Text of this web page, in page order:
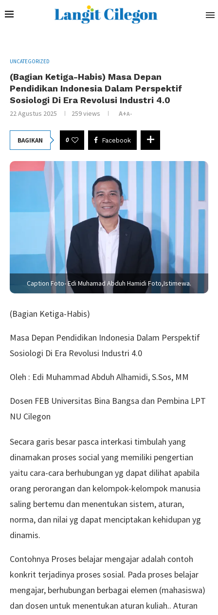
UNCATEGORIZED
(Bagian Ketiga-Habis) Masa Depan
Pendidikan Indonesia Dalam Perspektif
Sosiologi Di Era Revolusi Industri 4.0
22 Agustus 2025 259views A+A-
BAGIKAN 0 Facebook
Caption Foto- Edi Muhamad Abduh Hamidi Foto,Istimewa.
(Bagian Ketiga-Habis)
Masa Depan Pendidikan Indonesia Dalam Perspektif
Sosiologi Di Era Revolusi Industri 4.0
Oleh : Edi Muhammad Abduh Alhamidi, S.Sos, MM
Dosen FEB Universitas Bina Bangsa dan Pembina LPT
NU Cilegon
Secara garis besar pasca interkasi timbulah yang
dinamakan proses social yang memiliki pengertian
yaitu cara-cara berhubungan yg dapat dilihat apabila
orang perorangan dan kelompok-kelompok manusia
saling bertemu dan menentukan sistem, aturan,
norma, dan nilai yg dapat menciptakan kehidupan yg
dinamis.
Contohnya Proses belajar mengajar adalah contoh
konkrit terjadinya proses sosial. Pada proses belajar
mengajar, berhubungan berbagai elemen (mahasiswa)
dan dosen untuk menentukan aturan kuliah.. Aturan